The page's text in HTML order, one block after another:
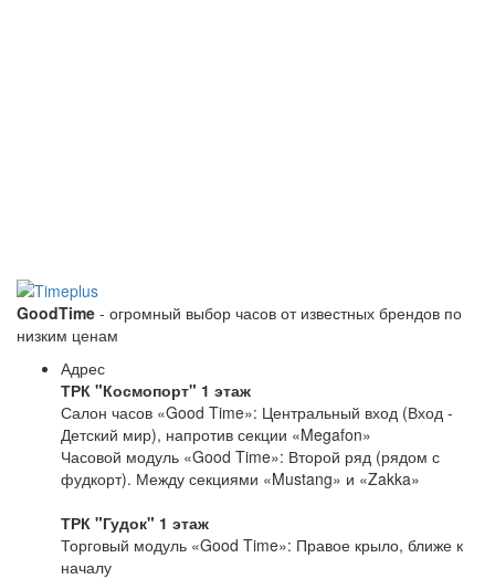
GoodTime - огромный выбор часов от известных брендов по
низким ценам
Адрес
ТРК "Космопорт" 1 этаж
Салон часов «Good Time»: Центральный вход (Вход -
Детский мир), напротив секции «Megafon»
Часовой модуль «Good Time»: Второй ряд (рядом с
фудкорт). Между секциями «Mustang» и «Zakka»
ТРК "Гудок" 1 этаж
Торговый модуль «Good Time»: Правое крыло, ближе к
началу